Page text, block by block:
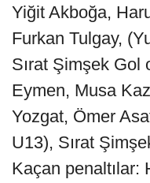
Yiğit Akboğa,
Furkan Tulgay,
Sırat Şimşek Gol
Eymen, Musa
Yozgat, Ömer
U13), Sırat
Kaçan penaltılar: